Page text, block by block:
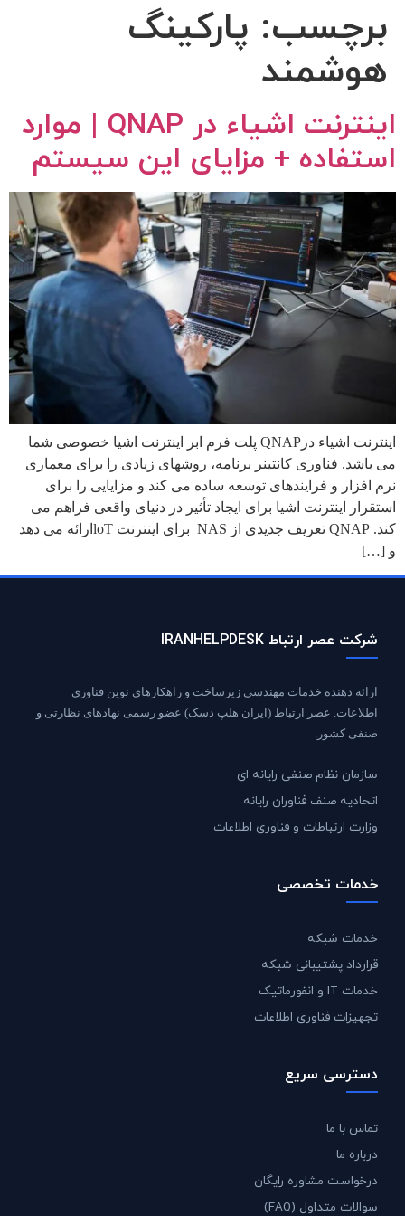
برچسب: پارکینگ
هوشمند
اینترنت اشیاء در QNAP | موارد
استفاده + مزایای این سیستم
اینترنت اشیاء درQNAP پلت فرم ابر اینترنت اشیا خصوصی شما
می باشد. فناوری کانتینر برنامه، روشهای زیادی را برای معماری
نرم افزار و فرایندهای توسعه ساده می کند و مزایایی را برای
استقرار اینترنت اشیا برای ایجاد تأثیر در دنیای واقعی فراهم می
کند. QNAP تعریف جدیدی از NAS برای اینترنت loTارائه می دهد
و […]
شرکت عصر ارتباط IRANHELPDESK
ارائه دهنده خدمات مهندسی زیرساخت و راهکارهای نوین فناوری
اطلاعات. عصر ارتباط (ایران هلپ دسک) عضو رسمی نهادهای نظارتی و
صنفی کشور.
سازمان نظام صنفی رایانه ای
اتحادیه صنف فناوران رایانه
وزارت ارتباطات و فناوری اطلاعات
خدمات تخصصی
خدمات شبکه
قرارداد پشتیبانی شبکه
خدمات IT و انفورماتیک
تجهیزات فناوری اطلاعات
دسترسی سریع
تماس با ما
درباره ما
درخواست مشاوره رایگان
سوالات متداول (FAQ)